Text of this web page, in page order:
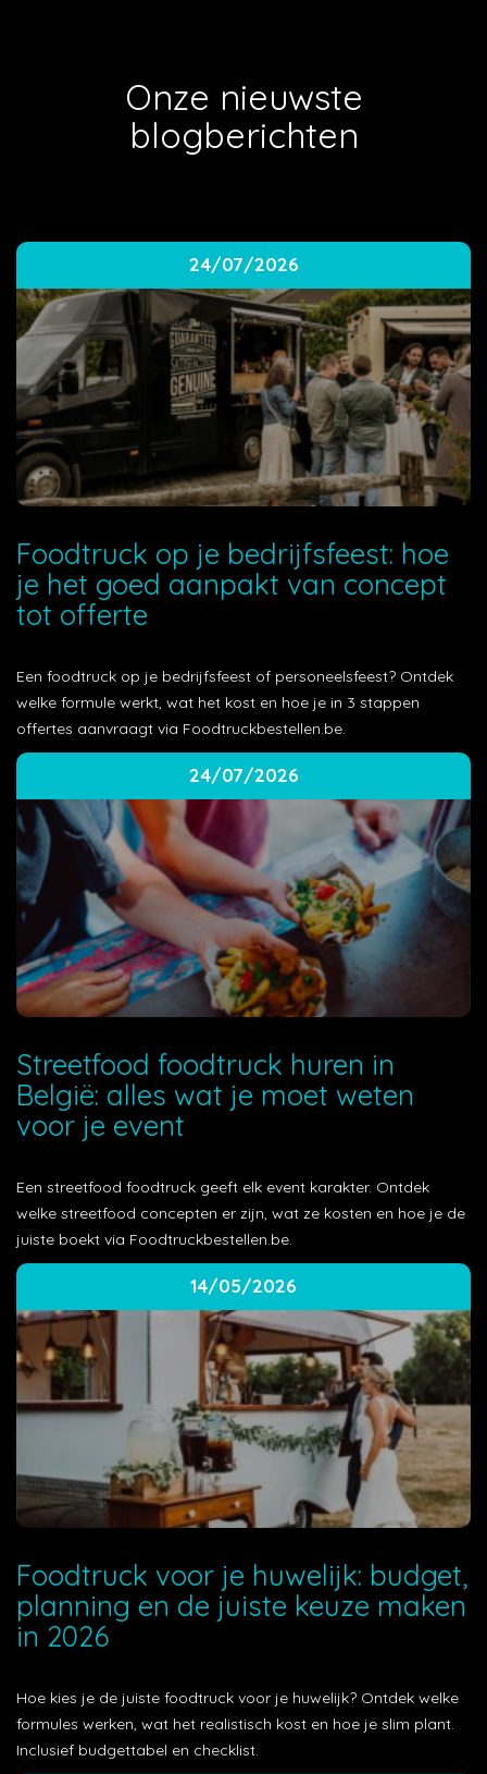
Onze nieuwste
blogberichten
24/07/2026
Foodtruck op je bedrijfsfeest: hoe
je het goed aanpakt van concept
tot offerte
Een foodtruck op je bedrijfsfeest of personeelsfeest? Ontdek
welke formule werkt, wat het kost en hoe je in 3 stappen
offertes aanvraagt via Foodtruckbestellen.be.
24/07/2026
Streetfood foodtruck huren in
België: alles wat je moet weten
voor je event
Een streetfood foodtruck geeft elk event karakter. Ontdek
welke streetfood concepten er zijn, wat ze kosten en hoe je de
juiste boekt via Foodtruckbestellen.be.
14/05/2026
Foodtruck voor je huwelijk: budget,
planning en de juiste keuze maken
in 2026
Hoe kies je de juiste foodtruck voor je huwelijk? Ontdek welke
formules werken, wat het realistisch kost en hoe je slim plant.
Inclusief budgettabel en checklist.